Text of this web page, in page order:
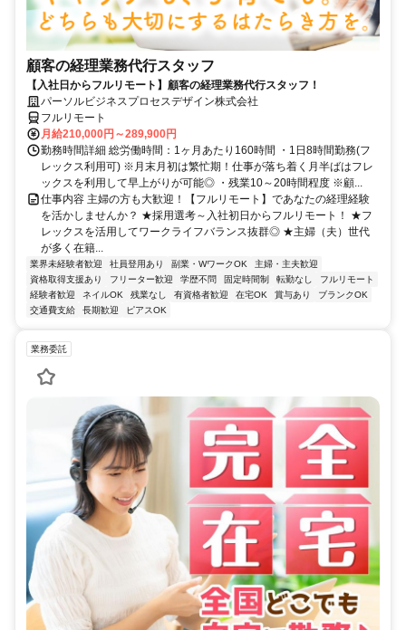
顧客の経理業務代行スタッフ
【入社日からフルリモート】顧客の経理業務代行スタッフ！
パーソルビジネスプロセスデザイン株式会社
フルリモート
月給210,000円～289,900円
勤務時間詳細 総労働時間：1ヶ月あたり160時間 ・1日8時間勤務(フ
レックス利用可) ※月末月初は繁忙期！仕事が落ち着く月半ばはフレ
ックスを利用して早上がりが可能◎ ・残業10～20時間程度 ※顧...
仕事内容 主婦の方も大歓迎！【フルリモート】であなたの経理経験
を活かしませんか？ ★採用選考～入社初日からフルリモート！ ★フ
レックスを活用してワークライフバランス抜群◎ ★主婦（夫）世代
が多く在籍...
業界未経験者歓迎 社員登用あり 副業・WワークOK
主婦・主夫歓迎
資格取得支援あり
フリーター歓迎 学歴不問 固定時間制 転勤なし
フルリモート
経験者歓迎
ネイルOK 残業なし 有資格者歓迎 在宅OK 賞与あり
ブランクOK
交通費支給
長期歓迎 ピアスOK
業務委託